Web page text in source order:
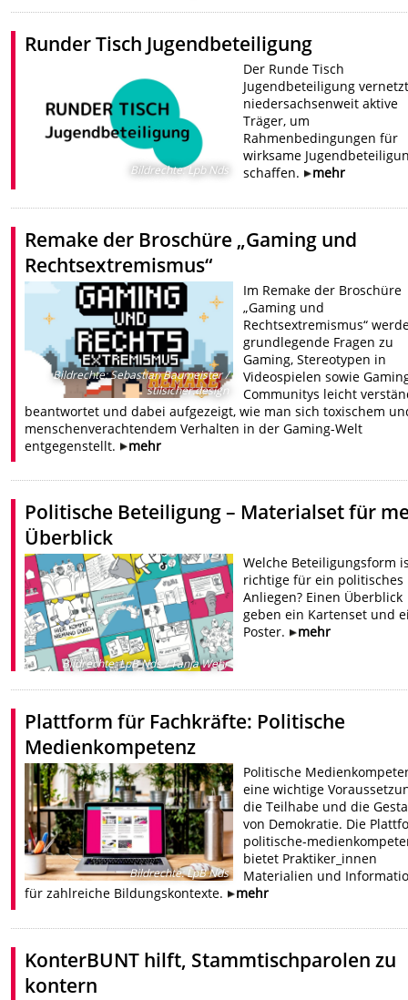
Runder Tisch Jugendbeteiligung
Bildrechte:Lpb Nds
Der Runde Tisch
Jugendbeteiligung
niedersachsenweit aktive
Träger, um
Rahmenbedingungen für
wirksame
schaffen.
mehr
Remake der Broschüre „Gaming und
Rechtsextremismus“
Bildrechte:Sebastian Baumeister /
stilsicher.design
Im Remake der Broschüre
„Gaming und
Rechtsextremismus“
grundlegende Fragen zu
Gaming, Stereotypen in
Videospielen sowie
Communitys leicht
beantwortet und dabei aufgezeigt, wie man sich toxischem
menschenverachtendem Verhalten in der Gaming-Welt
entgegenstellt.
mehr
Politische Beteiligung – Materialset für
Überblick
Bildrechte:LpB Nds / Tanja Wehr
Welche Beteiligungsform
richtige für ein politisches
Anliegen? Einen Überblick
geben ein Kartenset und
Poster.
mehr
Plattform für Fachkräfte: Politische
Medienkompetenz
Bildrechte:LpB Nds
Politische
eine wichtige
die Teilhabe und die
von Demokratie. Die
politische-
bietet Praktiker_innen
Materialien und
für zahlreiche Bildungskontexte.
mehr
KonterBUNT hilft, Stammtischparolen zu
kontern